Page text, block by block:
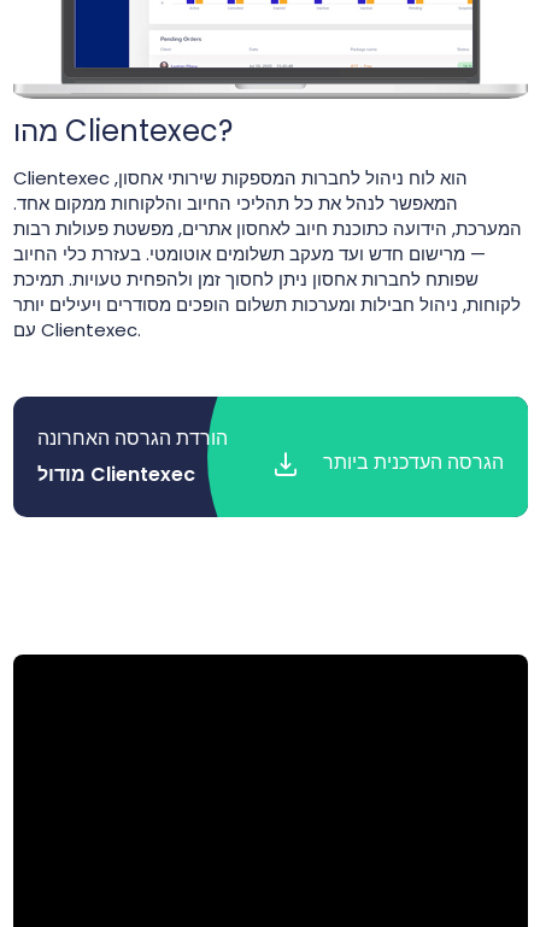
מהו Clientexec?
המאפשר לנהל את כל תהליכי החיוב והלקוחות ממקום אחד.
המערכת, הידועה כתוכנת חיוב לאחסון אתרים, מפשטת פעולות רבות
— מרישום חדש ועד מעקב תשלומים אוטומטי. בעזרת כלי החיוב
שפותח לחברות אחסון ניתן לחסוך זמן ולהפחית טעויות. תמיכת
לקוחות, ניהול חבילות ומערכות תשלום הופכים מסודרים ויעילים יותר
עם Clientexec.
הורדת הגרסה האחרונה
מודול Clientexec
הגרסה העדכנית ביותר